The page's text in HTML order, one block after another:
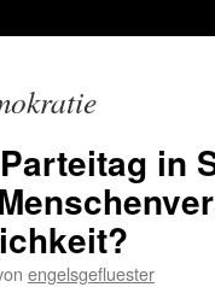
in
engelsgefluester